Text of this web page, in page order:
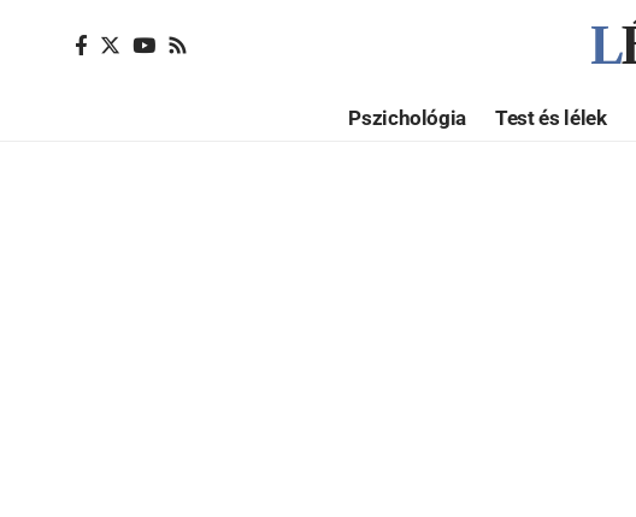
Pszichológia Test és lélek